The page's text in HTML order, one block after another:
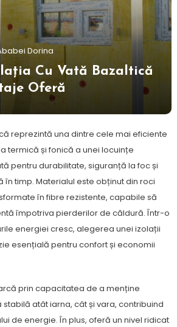
Dorina
Cu Vată Bazaltică
Oferă
reprezintă una dintre cele mai eficiente
termică și fonică a unei locuințe
pentru durabilitate, siguranță la foc și
timp. Materialul este obținut din roci
în fibre rezistente, capabile să
împotriva pierderilor de căldură. Într-o
energiei cresc, alegerea unei izolații
esențială pentru confort și economii
prin capacitatea de a menține
atât iarna, cât și vara, contribuind
de energie. În plus, oferă un nivel ridicat